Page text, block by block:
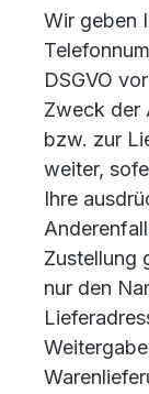
Wir geben
DSGVO
Zweck der
bzw. zur
weiter,
Ihre
Zustellung
nur den